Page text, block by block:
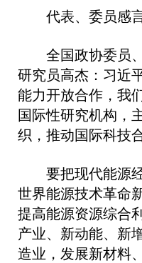
代表、委员感
全国政协委员、
研究员高杰：习近
能力开放合作，我
国际性研究机构，
织，推动国际科技
要把现代能源经
世界能源技术革命
提高能源资源综合
产业、新动能、新
造业，发展新材料